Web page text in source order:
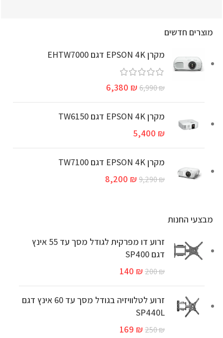
מוצרים חדשים
מקרן EPSON 4K דגם EHTW7000
6,990₪
6,380 ₪
מקרן EPSON 4K דגם TW6150
5,400 ₪
מקרן EPSON 4K דגם TW7100
9,290₪
8,200 ₪
מבצעי החנות
זרוע דו מפרקית לגודל מסך עד 55 אינץ
דגם SP400
200₪
140 ₪
זרוע לטלוויזיה בגודל מסך עד 60 אינץ דגם
SP440L
250₪
169 ₪